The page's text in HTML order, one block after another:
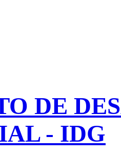
DE
- IDG